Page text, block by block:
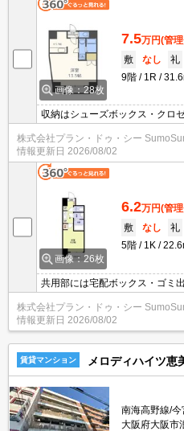
画像：28枚
7.5万円(管
敷
なし 礼
9階
1R
収納はシューズボックス・クロ
などが揃っているので、快適に
キュリティ面は、TVインターホ
ので安心して生活できます。フ
株式会社プラン・ドゥ・シー
情報更新日 2026/08/02
画像：26枚
6.2万円(管
敷
なし 礼
5階
1K
共用部には宅配ボックス・ゴミ
とても充実しています。室内設
実した設備を備え付けています
ットなど豊富なので、衣類や履
まで3分と、駅近でアクセスも
株式会社プラン・ドゥ・シー
情報更新日 2026/08/02
賃貸マンション メロディハイツ恵
南海高野線/
大阪府大阪市